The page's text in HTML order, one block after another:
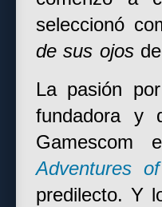
seleccionó
de sus ojosde
La pasión
fundadora y
Adventures
predilecto. Y